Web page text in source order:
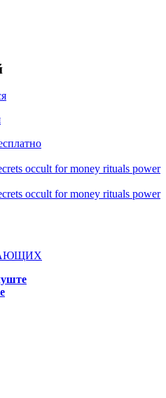
occult for money rituals power
occult for money rituals power